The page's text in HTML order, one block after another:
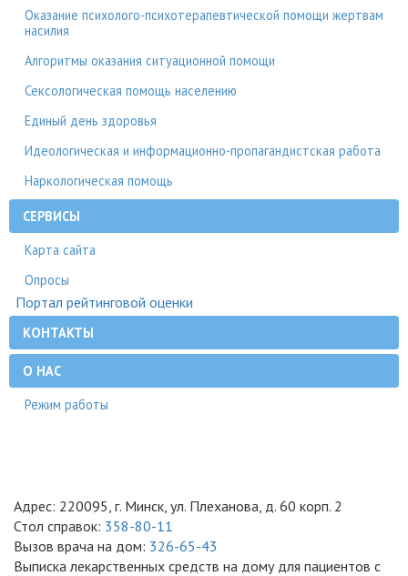
Оказание психолого-психотерапевтической помощи жертвам
насилия
Алгоритмы оказания ситуационной помощи
Сексологическая помощь населению
Единый день здоровья
Идеологическая и информационно-пропагандистская работа
Наркологическая помощь
СЕРВИСЫ
Карта сайта
Опросы
Портал рейтинговой оценки
КОНТАКТЫ
О НАС
Режим работы
Адрес: 220095, г. Минск, ул. Плеханова, д. 60 корп. 2
Стол справок: 358-80-11
Вызов врача на дом: 326-65-43
Выписка лекарственных средств на дому для пациентов с